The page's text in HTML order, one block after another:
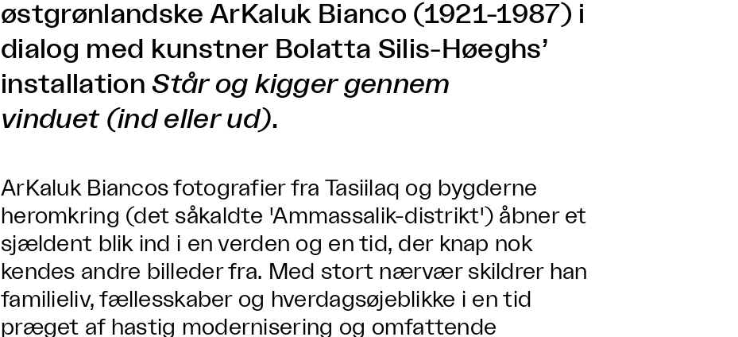
østgrønlandske ArKaluk Bianco (1921-1987) i
dialog med kunstner Bolatta Silis-Høeghs’
installationStår og kigger gennem
vinduet (ind eller ud).
ArKaluk Biancos fotografier fra Tasiilaq og bygderne
heromkring (det såkaldte 'Ammassalik-distrikt') åbner et
sjældent blik ind i en verden og en tid, der knap nok
kendes andre billeder fra. Med stort nærvær skildrer han
familieliv, fællesskaber og hverdagsøjeblikke i en tid
præget af hastig modernisering og omfattende